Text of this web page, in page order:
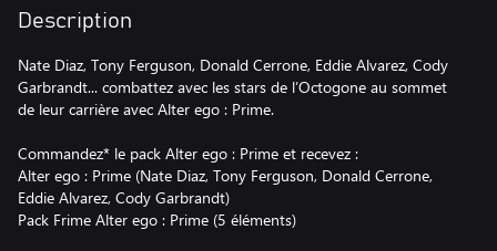
Description
Nate Diaz, Tony Ferguson, Donald Cerrone, Eddie Alvarez, Cody
Garbrandt... combattez avec les stars de l’Octogone au sommet
de leur carrière avec Alter ego : Prime.
Commandez* le pack Alter ego : Prime et recevez :
Alter ego : Prime (Nate Diaz, Tony Ferguson, Donald Cerrone,
Eddie Alvarez, Cody Garbrandt)
Pack Frime Alter ego : Prime (5 éléments)